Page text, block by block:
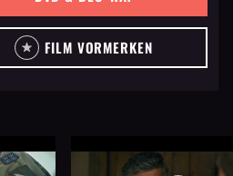
FILM VORMERKEN